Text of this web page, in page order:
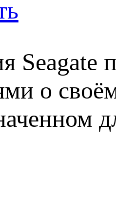
Seagate
о